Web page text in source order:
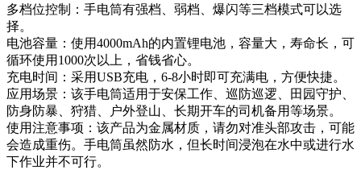
多档位控制：手电筒有强档、弱档、爆闪等三档模式可以选
择。
电池容量：使用4000mAh的内置锂电池，容量大，寿命长，可
循环使用1000次以上，省钱省心。
充电时间：采用USB充电，6-8小时即可充满电，方便快捷。
应用场景：该手电筒适用于安保工作、巡防巡逻、田园守护、
防身防暴、狩猎、户外登山、长期开车的司机备用等场景。
使用注意事项：该产品为金属材质，请勿对准头部攻击，可能
会造成重伤。手电筒虽然防水，但长时间浸泡在水中或进行水
下作业并不可行。